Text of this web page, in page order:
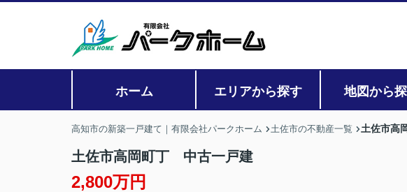
ホーム エリアから探す 地図から
高知市の新築一戸建て｜有限会社パークホーム 土佐市の不動産一覧 土佐市高
土佐市高岡町丁 中古一戸建
2,800万円